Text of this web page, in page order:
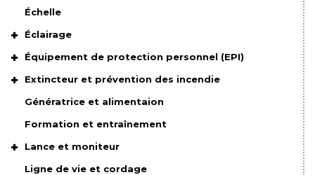
Échelle
Éclairage
Équipement de protection personnel (EPI)
Extincteur et prévention des incendie
Génératrice et alimentaion
Formation et entraînement
Lance et moniteur
Ligne de vie et cordage